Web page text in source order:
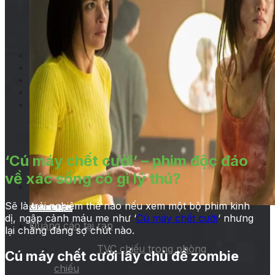
Quảng cáo ở sảnh chờ
Kích hoạt thương hiệu
Quảng cáo tại hành lang
Các hình thức quảng cáo tại rạp khác
Quảng Cáo Trong Phim
Dự Án
Khách Hàng
Tin Tức
Liên Hệ
Trang chủ
Giới thiệu
Quảng cáo tại rạp
TVC chiếu trong phòng
chiếu
‘Cú máy chết cười’ – phim độc đáo
về xác sống có gì lý thú?
Sẽ là trải nghiệm thế nào nếu xem một bộ phim kinh
dị, ngập cảnh máu me như ‘Cú máy chết cười‘ nhưng
lại chẳng đáng sợ chút nào.
Cú máy chết cười lấy chủ đề zombie